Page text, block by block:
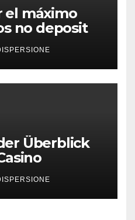
el máximo
no deposit
roby casino
Überblick